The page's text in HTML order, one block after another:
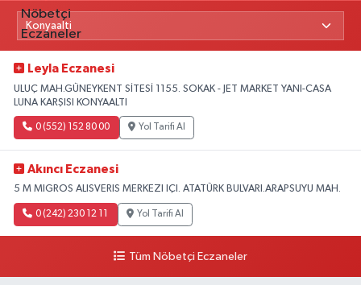
Leyla Eczanesi
ULUÇ MAH.GÜNEYKENT SİTESİ 1155. SOKAK - JET MARKET YANI-CASA
LUNA KARŞISI KONYAALTI
0 (552) 152 80 00 Yol Tarifi Al
Akıncı Eczanesi
5 M MIGROS ALISVERIS MERKEZI IÇI. ATATÜRK BULVARI.ARAPSUYU MAH.
0 (242) 230 12 11 Yol Tarifi Al
Tüm Nöbetçi Eczaneler